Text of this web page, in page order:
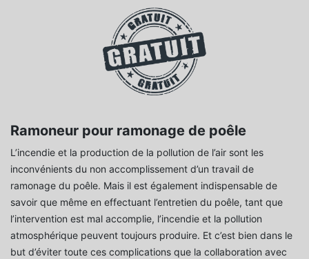
Ramoneur pour ramonage de poêle
L’incendie et la production de la pollution de l’air sont les
inconvénients du non accomplissement d’un travail de
ramonage du poêle. Mais il est également indispensable de
savoir que même en effectuant l’entretien du poêle, tant que
l’intervention est mal accomplie, l’incendie et la pollution
atmosphérique peuvent toujours produire. Et c’est bien dans le
but d’éviter toute ces complications que la collaboration avec